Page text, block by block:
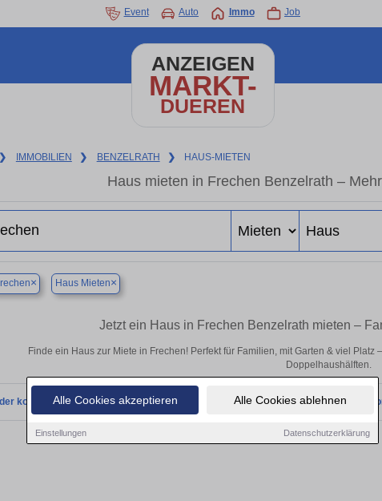
Alle Cookies akzeptieren Alle Cookies ablehnen
Einstellungen Datenschutzerklärung
Event Auto Immo Job
ANZEIGEN
MARKT-
DUEREN
❯ IMMOBILIEN ❯ BENZELRATH ❯ HAUS-MIETEN
Haus mieten in Frechen Benzelrath –
× Haus Mieten×
Jetzt ein Haus in Frechen Benzelrath mieten –
Finde ein Haus zur Miete in Frechen! Perfekt für Familien, mit Garten & viel
Doppelhaushälften.
konnten wir derzeit keine passenden Objekte finden. Schauen Sie bald wieder